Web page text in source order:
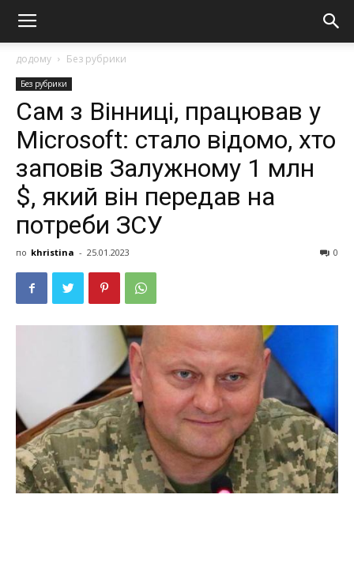
додому Без рубрики
Без рубрики
Сам з Вінниці, працював у
Microsoft: стало відомо, хто
заповів Залужному 1 млн
$, який він передав на
потреби ЗСУ
по khristina - 25.01.2023 0